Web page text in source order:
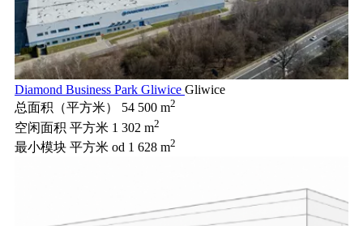
Diamond Business Park Gliwice Gliwice
总面积（平方米）
54 500 m2
空闲面积 平方米 1 302 m2
最小模块 平方米 od 1 628 m2